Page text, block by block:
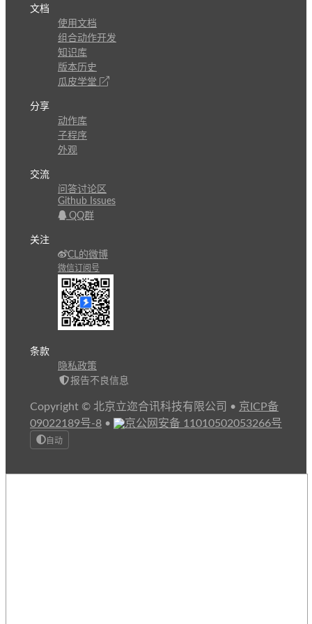
文档
使用文档
组合动作开发
知识库
版本历史
瓜皮学堂
分享
动作库
子程序
外观
交流
问答讨论区
Github Issues
QQ群
关注
CL的微博
微信订阅号
条款
隐私政策
报告不良信息
Copyright © 北京立迩合讯科技有限公司 • 京ICP备
09022189号-8 • 京公网安备 11010502053266号
自动